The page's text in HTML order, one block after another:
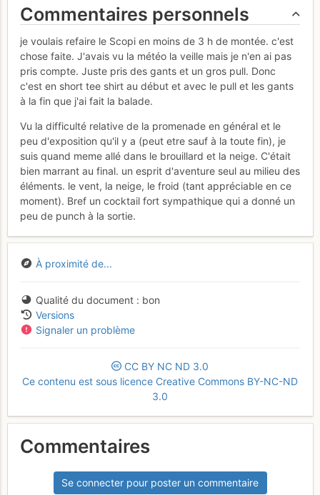
Commentaires personnels
je voulais refaire le Scopi en moins de 3 h de montée. c'est
chose faite. J'avais vu la météo la veille mais je n'en ai pas
pris compte. Juste pris des gants et un gros pull. Donc
c'est en short tee shirt au début et avec le pull et les gants
à la fin que j'ai fait la balade.
Vu la difficulté relative de la promenade en général et le
peu d'exposition qu'il y a (peut etre sauf à la toute fin), je
suis quand meme allé dans le brouillard et la neige. C'était
bien marrant au final. un esprit d'aventure seul au milieu des
éléments. le vent, la neige, le froid (tant appréciable en ce
moment). Bref un cocktail fort sympathique qui a donné un
peu de punch à la sortie.
À proximité de...
Qualité du document
bon
Versions
Signaler un problème
CC BY NC ND 3.0
Ce contenu est sous licence Creative Commons BY-NC-ND
3.0
Commentaires
Se connecter pour poster un commentaire